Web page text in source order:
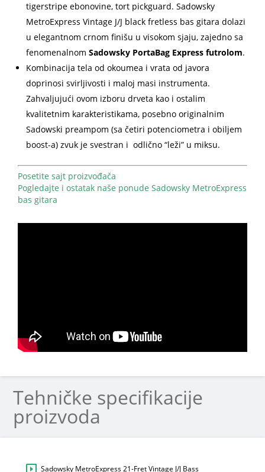
tigerstripe ebonovine, tort pickguard. Sadowsky
MetroExpress Vintage J/J black fretless bas gitara dolazi
u elegantnom crnom finišu u visokom sjaju, zajedno sa
fenomenalnom Sadowsky PortaBag Express futrolom.
Kombinacija tela od okoumea i vrata od javora
doprinosi svirljivosti i maloj masi instrumenta.
Zahvaljujući ovom izboru drveta kao i ostalim
kvalitetnim karakteristikama, posebno originalnim
Sadowski preampom (sa četiri potenciometra i obiljem
boost-a) zvuk je svestran i odlično “leži” u miksu.
Posetite sajt proizvođača
Pogledajte i ostatak naše ponude Sadowsky MetroExpress
bas gitara
Tehničke specifikacije
proizvoda
Sadowsky MetroExpress 21-Fret Vintage J/J Bass